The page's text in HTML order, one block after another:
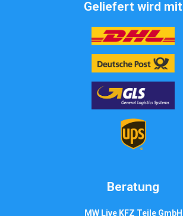
Geliefert wird mit
Beratung
MW Live KFZ Teile GmbH